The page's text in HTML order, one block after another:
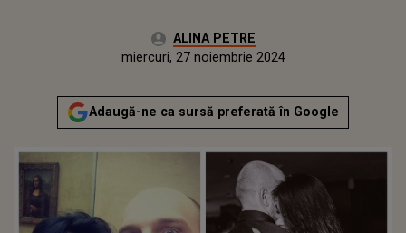
Autor:ALINA PETRE
luni, 27 noiembrie 2023Actualizat:
miercuri, 27 noiembrie 2024
Adaugă-ne ca sursă preferată în Google